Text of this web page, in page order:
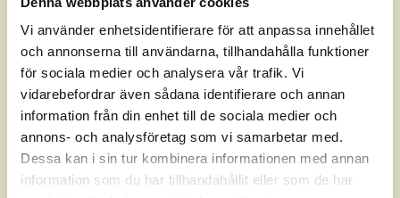
Vi använder enhetsidentifierare för att anpassa innehållet
och annonserna till användarna, tillhandahålla funktioner
för sociala medier och analysera vår trafik. Vi
vidarebefordrar även sådana identifierare och annan
information från din enhet till de sociala medier och
annons- och analysföretag som vi samarbetar med.
Dessa kan i sin tur kombinera informationen med annan
information som du har tillhandahållit eller som de har
då om de fynd som terapeuten har hittat och vägleder dig
genom att sätta upp en individanpassad behandlingsplan
för att ge dig som patient den mest effektiva vägen till
förbättring. Stjärnkliniken erbjuder flera
behandlingsalternativ som kan hjälpa dig att bli av
med besvären, beroende på vad terapeuten kommit fram
till i sin undersökning och om din huvudvärk inte beror på
någon underliggande sjukdom eller något som kan vara
farligt.